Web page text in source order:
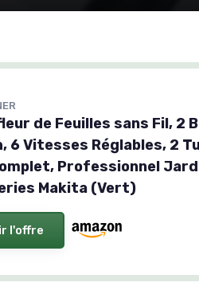
de Feuilles sans Fil, 2
6 Vitesses Réglables, 2
Professionnel
Makita (Vert)
l'offre